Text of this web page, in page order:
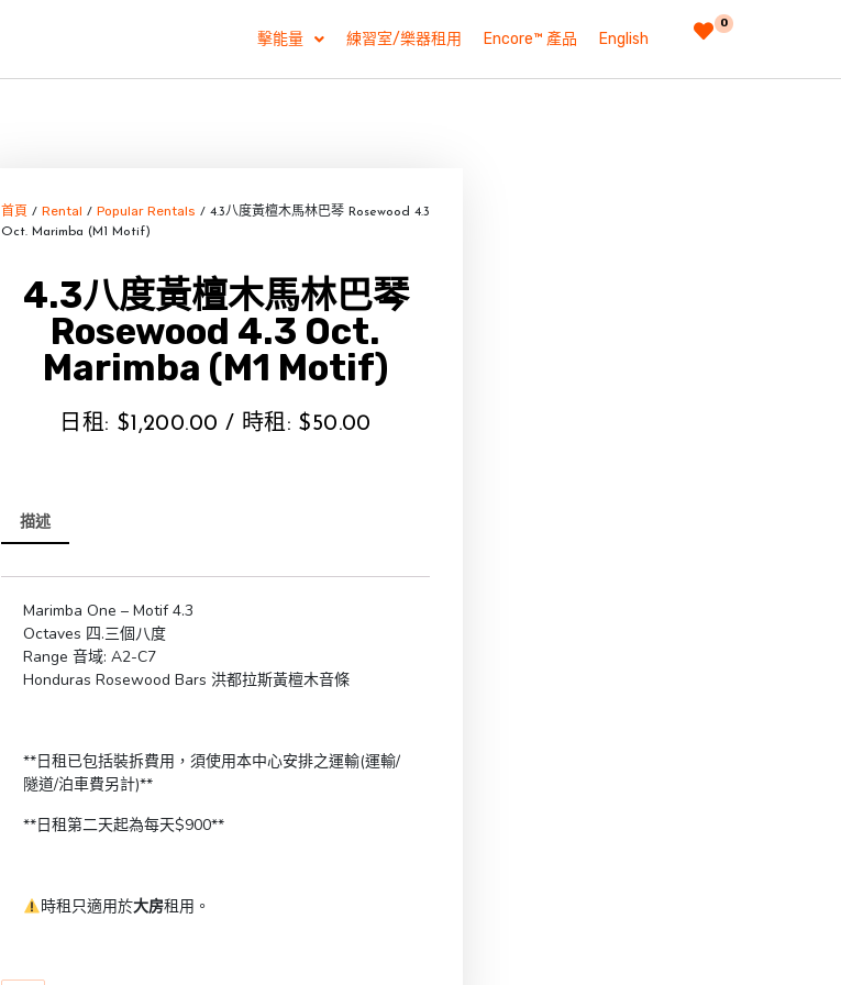
擊能量 練習室/樂器租用 Encore™ 產品 English
0
首頁 / Rental / Popular Rentals / 4.3八度黃檀木馬林巴琴 Rosewood 4.3
Oct. Marimba (M1 Motif)
4.3八度黃檀木馬林巴琴
Rosewood 4.3 Oct.
Marimba (M1 Motif)
日租: $ 1,200.00 / 時租: $50.00
描述
Marimba One – Motif 4.3
Octaves 四.三個八度
Range 音域: A2-C7
Honduras Rosewood Bars 洪都拉斯黃檀木音條
**日租已包括裝拆費用，須使用本中心安排之運輸(運輸/
隧道/泊車費另計)**
**日租第二天起為每天$900**
時租只適用於大房租用。